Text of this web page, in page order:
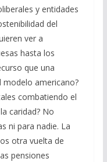
y entidades
del
ver a
hasta los
que una
americano?
combatiendo el
caridad? No
ni para nadie. La
otra vuelta de
pensiones